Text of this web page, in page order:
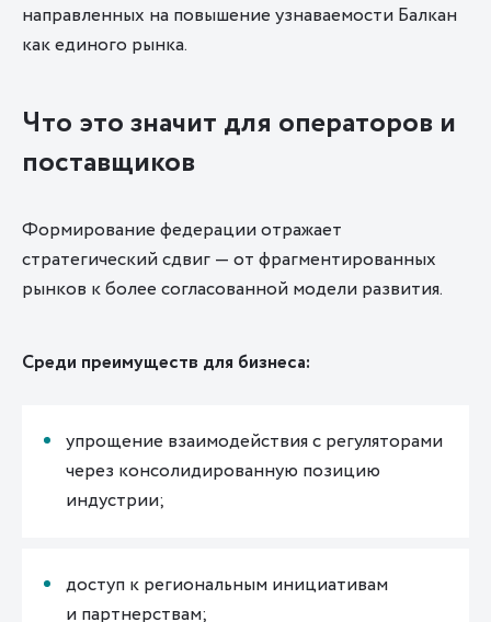
направленных на повышение узнаваемости Балкан
как единого рынка.
Что это значит для операторов и
поставщиков
Формирование федерации отражает
стратегический сдвиг — от фрагментированных
рынков к более согласованной модели развития.
Среди преимуществ для бизнеса:
упрощение взаимодействия с регуляторами
через консолидированную позицию
индустрии;
доступ к региональным инициативам
и партнерствам;